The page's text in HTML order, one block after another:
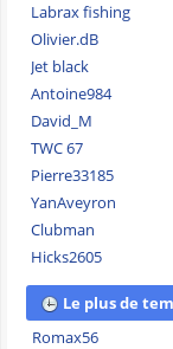
Labrax fishing
Olivier.dB
Jet black
Antoine984
David_M
TWC 67
Pierre33185
YanAveyron
Clubman
Hicks2605
Le plus de
Romax56